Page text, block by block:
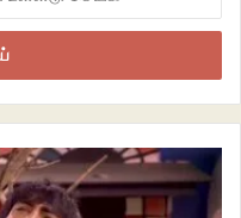
பாஸ், கவினின் துப்பாக்கியைத்
அதையும் வனிதா முகேன் அணி
காணாமல் போனது கூடத்